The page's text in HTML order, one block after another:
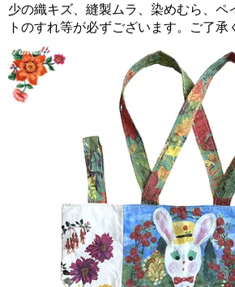
少の織キズ、縫製ムラ、染めむら、ペ
トのすれ等が必ずございます。ご了承